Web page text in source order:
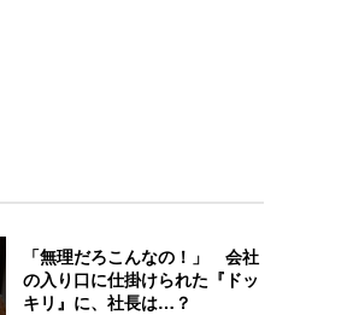
「無理だろこんなの！」 会社
の入り口に仕掛けられた『ドッ
キリ』に、社長は…？